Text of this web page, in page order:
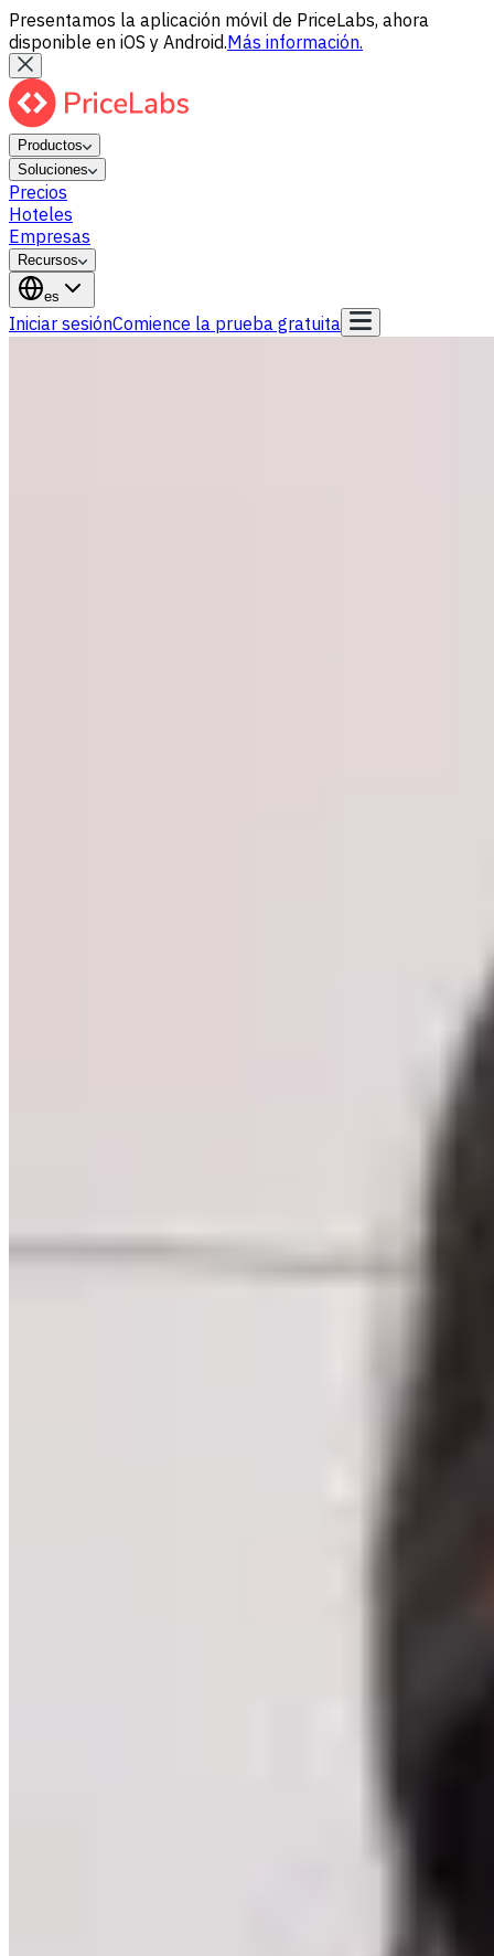
Presentamos la aplicación móvil de PriceLabs, ahora
disponible en iOS y Android.Más información.
Productos
Soluciones
Precios
Hoteles
Empresas
Recursos
es
Iniciar sesiónComience la prueba gratuita